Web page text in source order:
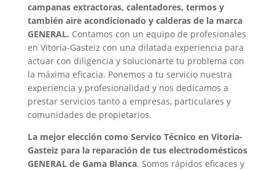
campanas extractoras, calentadores, termos y
también aire acondicionado y calderas de la marca
GENERAL. Contamos con un equipo de profesionales
en Vitoria-Gasteiz con una dilatada experiencia para
actuar con diligencia y solucionarte tu problema con
la máxima eficacia. Ponemos a tu servicio nuestra
experiencia y profesionalidad y nos dedicamos a
prestar servicios tanto a empresas, particulares y
comunidades de propietarios.
La mejor elección como Servico Técnico en Vitoria-
Gasteiz para la reparación de tus electrodomésticos
GENERAL de Gama Blanca. Somos rápidos eficaces y